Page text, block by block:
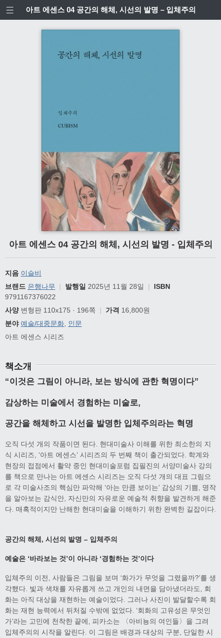
아트 에센스 04 공간의 해체, 시선의 발명 – 입체주의
아트 에센스 04 공간의 해체, 시선의 발명 - 입체주의
지음 이슬비
브랜드 은행나무 | 발행일 2025년 11월 28일 |
ISBN
9791167376022
사양변형판 110x175 · 196쪽 | 가격 16,800원
분야 예술/대중문화 인문
아트 에센스 시리즈
책소개
“이것은 그림이 아니라, 보는 방식에 관한 혁명이다”
감상하는 미술에서 경험하는 미술로,
공간을 해체하고 시선을 발명한 입체주의라는 혁명
오직 다섯 개의 작품이면 된다. 현대미술사 이해를 위한 최소한의 지
식 시리즈, ‘아트 에센스’ 시리즈의 두 번째 책이 출간되었다. 학계와
현장의 접점에서 활약 중인 현대미술포럼 집필진의 서양미술사 강의
를 책으로 만나는 아트 에센스 시리즈는 오직 다섯 개의 대표 그림으
로 각 미술사조의 핵심만 파악해 ‘아는 만큼 보이는’ 감상의 기쁨, 명작
을 알아보는 감식안, 자신만의 자유로운 예술적 취향을 발견하게 해준
다. 매혹적이지만 난해한 현대미술을 이해하기 위한 완벽한 길잡이다.
공간의 해체 , 시선의 발명 – 입체주의
예술은 ‘바라보는 것’이 아니라 ‘경험하는 것’이다
입체주의 이전, 사람들은 그림을 보며 ‘화가가 무엇을 그렸을까?’를 생
각했다. 빛과 색채를 자유롭게 쓰고 개인의 내면을 담아냈더라도, 회
화는 아직 대상을 재현하는 예술이었다. 그러나 사진이 발달할수록 회
화는 재현 능력에서 뒤처질 수밖에 없었다. ‘회화의 고유성은 무엇인
가’라는 고민에 천착한 끝에, 피카소는 〈아비뇽의 여인들〉을 그려
입체주의의 시작을 알린다. 이 그림은 배경과 대상의 구분, 단일한 시